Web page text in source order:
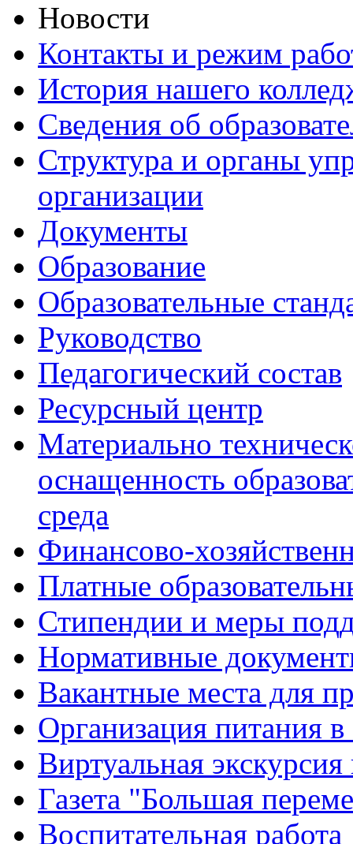
Новости
Контакты и режим
История нашего
Сведения об
Структура и органы
организации
Документы
Образование
Образовательные
Руководство
Педагогический состав
Ресурсный центр
Материально
оснащенность
среда
Финансово-
Платные
Стипендии и меры
Нормативные
Вакантные места для
Организация питания в
Виртуальная
Газета "Большая
Воспитательная работа